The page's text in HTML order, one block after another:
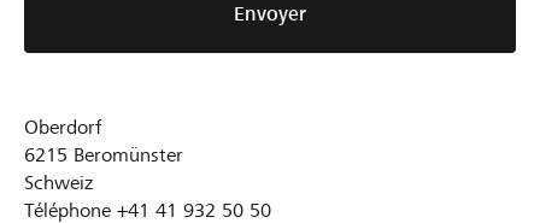
Envoyer
Oberdorf
6215 Beromünster
Schweiz
Téléphone +41 41 932 50 50